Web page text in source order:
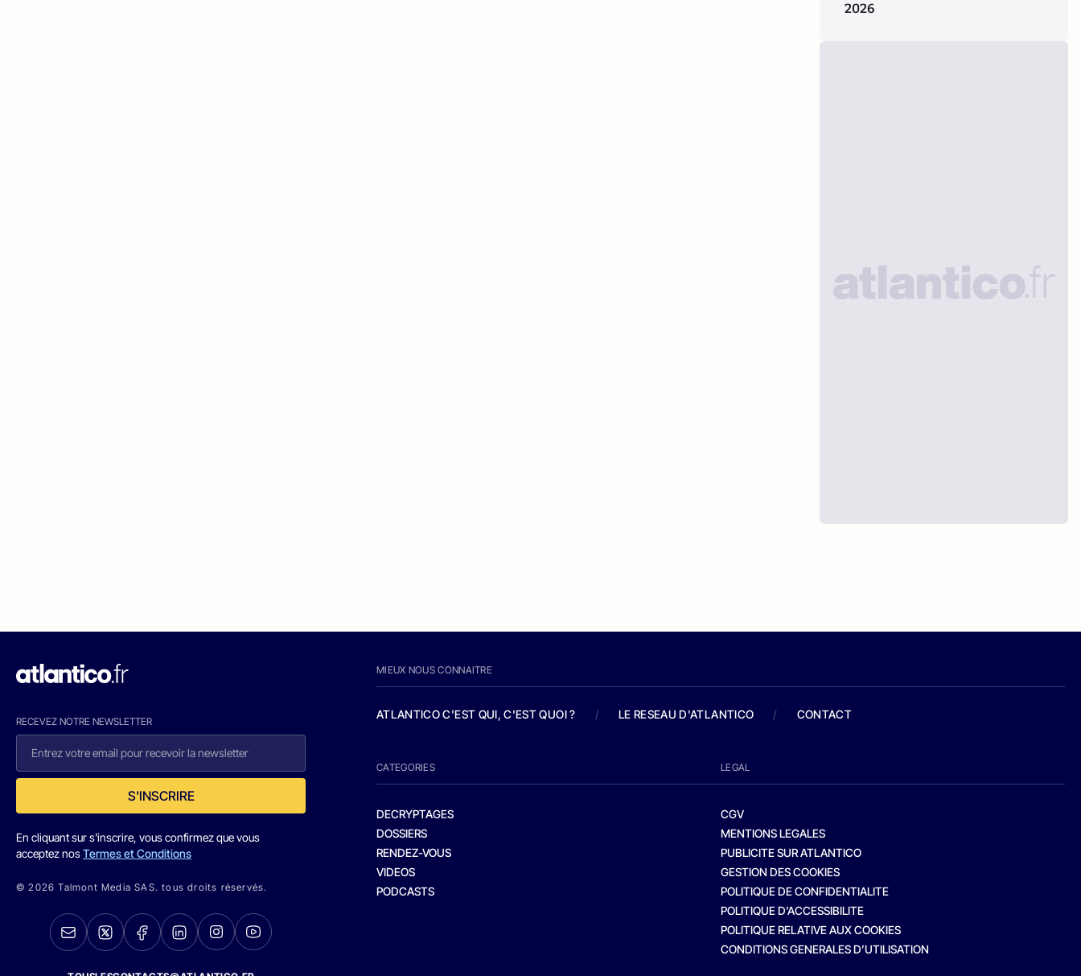
2026
RECEVEZ NOTRE NEWSLETTER
S'INSCRIRE
En cliquant sur s'inscrire, vous confirmez que vous
acceptez nosTermes et Conditions
© 2026 Talmont Media SAS. tous droits réservés.
MIEUX NOUS CONNAITRE
ATLANTICO C'EST QUI, C'EST QUOI ? / LE RESEAU D'ATLANTICO / CONTACT
CATEGORIES
DECRYPTAGES
DOSSIERS
RENDEZ-VOUS
VIDEOS
PODCASTS
LEGAL
CGV
MENTIONS LEGALES
PUBLICITE SUR ATLANTICO
GESTION DES COOKIES
POLITIQUE DE CONFIDENTIALITE
POLITIQUE D’ACCESSIBILITE
POLITIQUE RELATIVE AUX COOKIES
CONDITIONS GENERALES D’UTILISATION